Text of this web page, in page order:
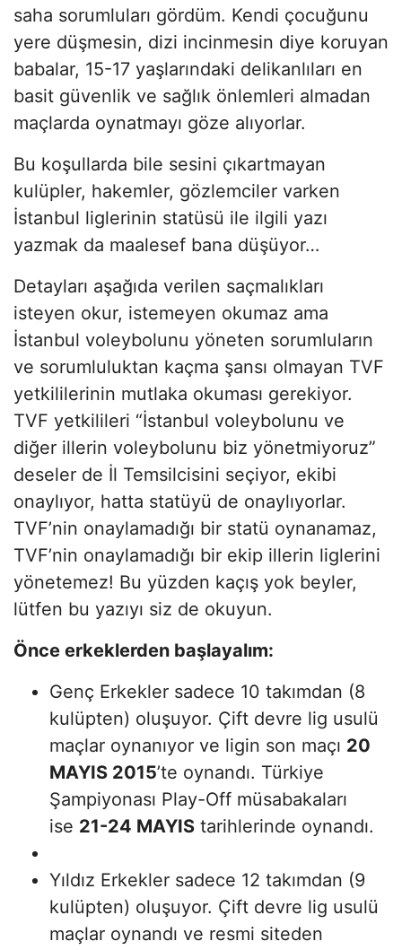
saha sorumluları gördüm. Kendi çocuğunu
yere düşmesin, dizi incinmesin diye koruyan
babalar, 15-17 yaşlarındaki delikanlıları en
basit güvenlik ve sağlık önlemleri almadan
maçlarda oynatmayı göze alıyorlar.
Bu koşullarda bile sesini çıkartmayan
kulüpler, hakemler, gözlemciler varken
İstanbul liglerinin statüsü ile ilgili yazı
yazmak da maalesef bana düşüyor…
Detayları aşağıda verilen saçmalıkları
isteyen okur, istemeyen okumaz ama
İstanbul voleybolunu yöneten sorumluların
ve sorumluluktan kaçma şansı olmayan TVF
yetkililerinin mutlaka okuması gerekiyor.
TVF yetkilileri “İstanbul voleybolunu ve
diğer illerin voleybolunu biz yönetmiyoruz”
deseler de İl Temsilcisini seçiyor, ekibi
onaylıyor, hatta statüyü de onaylıyorlar.
TVF’nin onaylamadığı bir statü oynanamaz,
TVF’nin onaylamadığı bir ekip illerin liglerini
yönetemez! Bu yüzden kaçış yok beyler,
lütfen bu yazıyı siz de okuyun.
Önce erkeklerden başlayalım:
Genç Erkekler sadece 10 takımdan (8
kulüpten) oluşuyor. Çift devre lig usulü
maçlar oynanıyor ve ligin son maçı 20
MAYIS 2015’te oynandı. Türkiye
Şampiyonası Play-Off müsabakaları
ise 21-24 MAYIS tarihlerinde oynandı.
Yıldız Erkekler sadece 12 takımdan (9
kulüpten) oluşuyor. Çift devre lig usulü
maçlar oynandı ve resmi siteden